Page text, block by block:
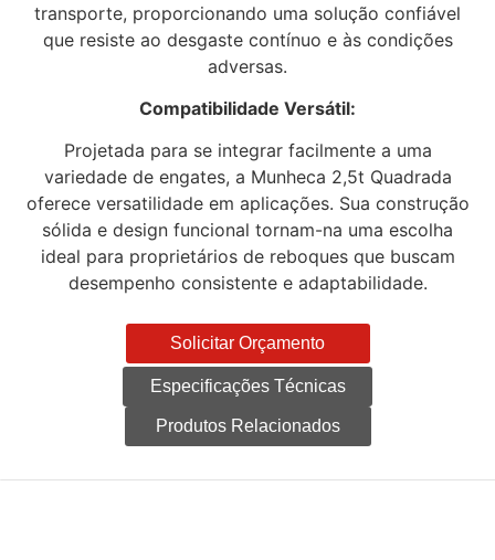
transporte, proporcionando uma solução confiável
que resiste ao desgaste contínuo e às condições
adversas.
Compatibilidade Versátil:
Projetada para se integrar facilmente a uma
variedade de engates, a Munheca 2,5t Quadrada
oferece versatilidade em aplicações. Sua construção
sólida e design funcional tornam-na uma escolha
ideal para proprietários de reboques que buscam
desempenho consistente e adaptabilidade.
Solicitar Orçamento
Especificações Técnicas
Produtos Relacionados